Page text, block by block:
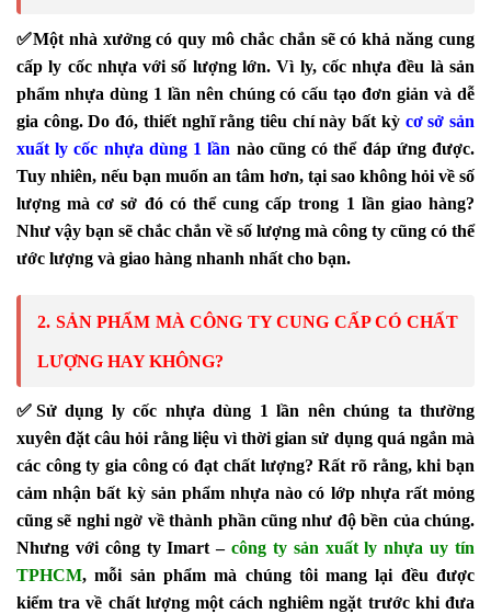
✅Một nhà xưởng có quy mô chắc chắn sẽ có khả năng cung
cấp ly cốc nhựa với số lượng lớn. Vì ly, cốc nhựa đều là sản
phẩm nhựa dùng 1 lần nên chúng có cấu tạo đơn giản và dễ
gia công. Do đó, thiết nghĩ rằng tiêu chí này bất kỳ cơ sở sản
xuất ly cốc nhựa dùng 1 lần nào cũng có thể đáp ứng được.
Tuy nhiên, nếu bạn muốn an tâm hơn, tại sao không hỏi về số
lượng mà cơ sở đó có thể cung cấp trong 1 lần giao hàng?
Như vậy bạn sẽ chắc chắn về số lượng mà công ty cũng có thể
ước lượng và giao hàng nhanh nhất cho bạn.
2. SẢN PHẨM MÀ CÔNG TY CUNG CẤP CÓ CHẤT
LƯỢNG HAY KHÔNG?
✅ Sử dụng ly cốc nhựa dùng 1 lần nên chúng ta thường
xuyên đặt câu hỏi rằng liệu vì thời gian sử dụng quá ngắn mà
các công ty gia công có đạt chất lượng? Rất rõ rằng, khi bạn
cảm nhận bất kỳ sản phẩm nhựa nào có lớp nhựa rất mỏng
cũng sẽ nghi ngờ về thành phần cũng như độ bền của chúng.
Nhưng với công ty Imart –công ty sản xuất ly nhựa uy tín
TPHCM, mỗi sản phẩm mà chúng tôi mang lại đều được
kiểm tra về chất lượng một cách nghiêm ngặt trước khi đưa